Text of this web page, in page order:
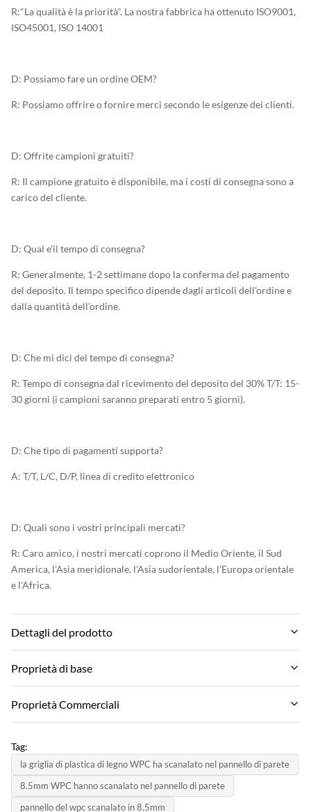
R:"La qualità è la priorità". La nostra fabbrica ha ottenuto ISO9001,
ISO45001, ISO 14001
D: Possiamo fare un ordine OEM?
R: Possiamo offrire o fornire merci secondo le esigenze dei clienti.
D: Offrite campioni gratuiti?
R: Il campione gratuito è disponibile, ma i costi di consegna sono a
carico del cliente.
D: Qual e'il tempo di consegna?
R: Generalmente, 1-2 settimane dopo la conferma del pagamento
del deposito. Il tempo specifico dipende dagli articoli dell'ordine e
dalla quantità dell'ordine.
D: Che mi dici del tempo di consegna?
R: Tempo di consegna dal ricevimento del deposito del 30% T/T: 15-
30 giorni (i campioni saranno preparati entro 5 giorni).
D: Che tipo di pagamenti supporta?
A: T/T, L/C, D/P, linea di credito elettronico
D: Quali sono i vostri principali mercati?
R: Caro amico, i nostri mercati coprono il Medio Oriente, il Sud
America, l'Asia meridionale, l'Asia sudorientale, l'Europa orientale
e l'Africa.
Dettagli del prodotto
Material:
Feature:
Color:
CONSIGLIO CONSIGLIO
Size:
Proprietà di base
Marchio:
Modello di prodotto:
Personalizzabile
certificato:
ISO9001
Proprietà Commerciali
Negoziare
Prezzo unitario:
Contact us
Tag:
la griglia di plastica di legno WPC ha scanalato nel pannello di parete
8.5mm WPC hanno scanalato nel pannello di parete
pannello del wpc scanalato in 8.5mm